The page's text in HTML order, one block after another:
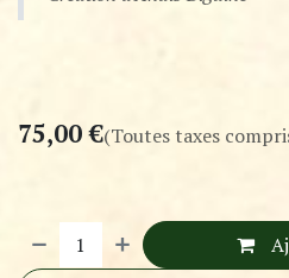
75,00€(Toutes taxes